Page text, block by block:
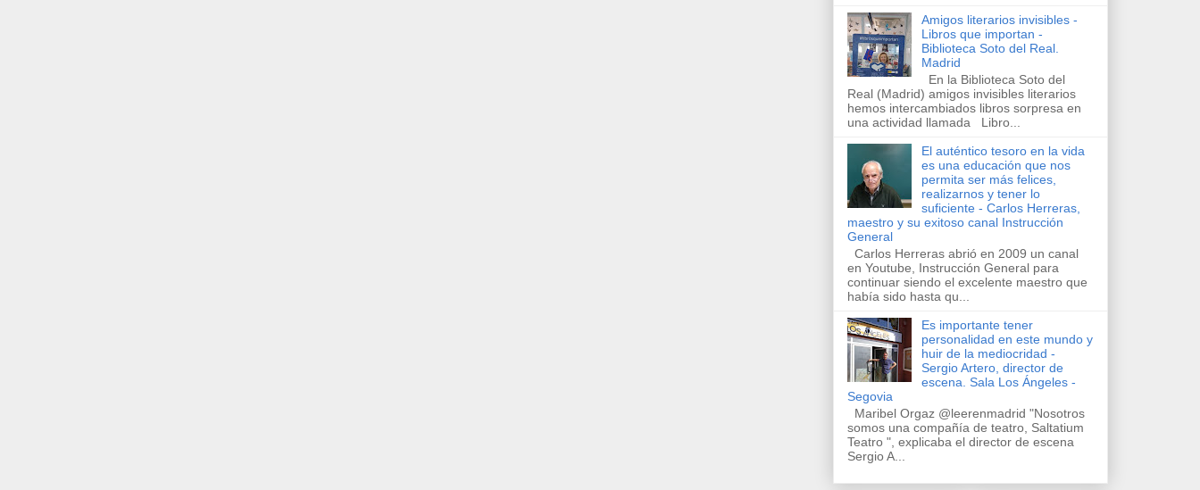
Amigos literarios invisibles -
Libros que importan -
Biblioteca Soto del Real.
Madrid
En la Biblioteca Soto del
Real (Madrid) amigos invisibles literarios
hemos intercambiados libros sorpresa en
una actividad llamada Libro...
El auténtico tesoro en la vida
es una educación que nos
permita ser más felices,
realizarnos y tener lo
suficiente - Carlos Herreras,
maestro y su exitoso canal Instrucción
General
Carlos Herreras abrió en 2009 un canal
en Youtube, Instrucción General para
continuar siendo el excelente maestro que
había sido hasta qu...
Es importante tener
personalidad en este mundo y
huir de la mediocridad -
Sergio Artero, director de
escena. Sala Los Ángeles -
Segovia
Maribel Orgaz @leerenmadrid "Nosotros
somos una compañía de teatro, Saltatium
Teatro ", explicaba el director de escena
Sergio A...